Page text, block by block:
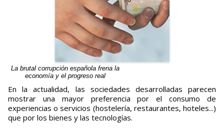
La brutal corrupción española frena la
economía y el progreso real
En la actualidad, las sociedades desarrolladas parecen
mostrar una mayor preferencia por el consumo de
experiencias o servicios (hostelería, restaurantes, hoteles...)
que por los bienes y las tecnologías.